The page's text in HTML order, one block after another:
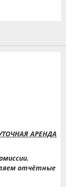
АРЕНДА
отчётные